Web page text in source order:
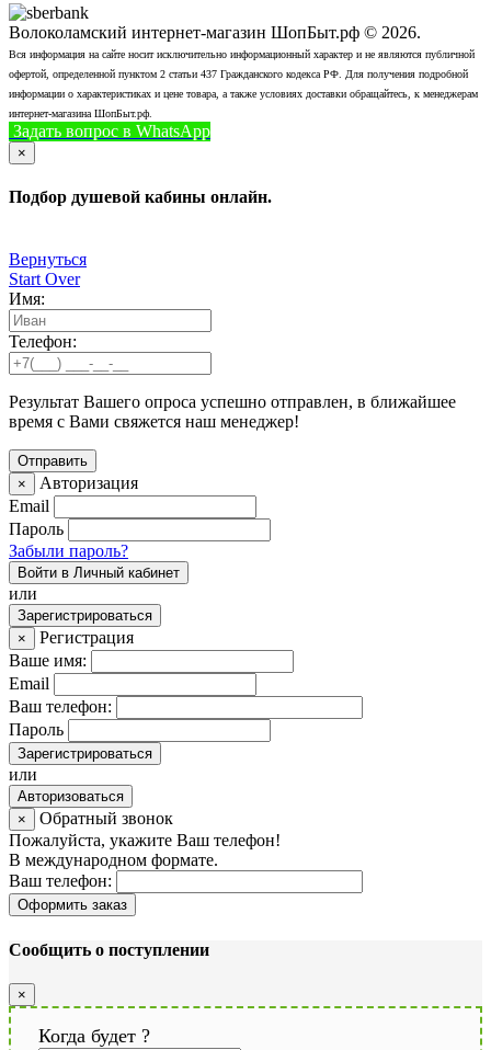
Волоколамский интернет-магазин ШопБыт.рф © 2026.
Вся информация на сайте носит исключительно информационный характер и не являются публичной
офертой, определенной пунктом 2 статьи 437 Гражданского кодекса РФ. Для получения подробной
информации о характеристиках и цене товара, а также условиях доставки обращайтесь, к менеджерам
интернет-магазина ШопБыт.рф.
Задать вопрос в WhatsApp
×
Подбор душевой кабины онлайн.
Вернуться
Start Over
Имя:
Телефон:
Результат Вашего опроса успешно отправлен, в ближайшее
время с Вами свяжется наш менеджер!
×
Авторизация
Email
Пароль
Забыли пароль?
Войти в Личный кабинет
или
Зарегистрироваться
×
Регистрация
Ваше имя:
Email
Ваш телефон:
Пароль
Зарегистрироваться
или
Авторизоваться
×
Обратный звонок
Пожалуйста, укажите Ваш телефон!
В международном формате.
Ваш телефон:
Оформить заказ
Сообщить о поступлении
×
Когда будет ?